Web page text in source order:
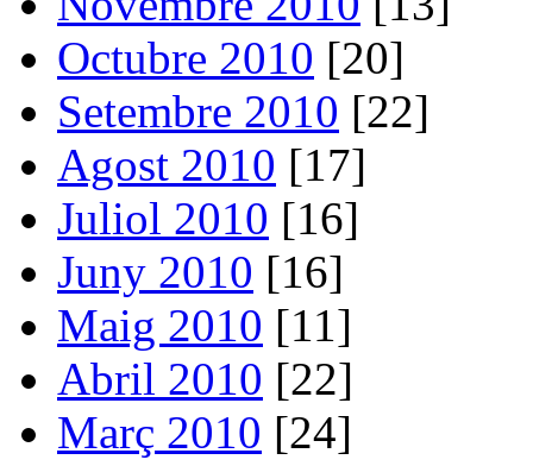
Octubre 2010 [20]
Setembre 2010 [22]
Agost 2010 [17]
Juliol 2010 [16]
Juny 2010 [16]
Maig 2010 [11]
Abril 2010 [22]
Març 2010 [24]